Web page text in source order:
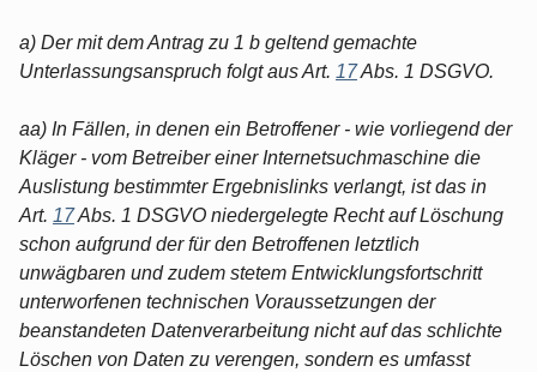
a) Der mit dem Antrag zu 1 b geltend gemachte
Unterlassungsanspruch folgt aus Art. 17Abs. 1 DSGVO.
aa) In Fällen, in denen ein Betroffener - wie vorliegend der
Kläger - vom Betreiber einer Internetsuchmaschine die
Auslistung bestimmter Ergebnislinks verlangt, ist das in
Art. 17Abs. 1 DSGVO niedergelegte Recht auf Löschung
schon aufgrund der für den Betroffenen letztlich
unwägbaren und zudem stetem Entwicklungsfortschritt
unterworfenen technischen Voraussetzungen der
beanstandeten Datenverarbeitung nicht auf das schlichte
Löschen von Daten zu verengen, sondern es umfasst